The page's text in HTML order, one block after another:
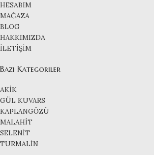
HESABIM
MAĞAZA
BLOG
HAKKIMIZDA
İLETİŞİM
Bazı Kategoriler
AKİK
GÜL KUVARS
KAPLANGÖZÜ
MALAHİT
SELENİT
TURMALİN